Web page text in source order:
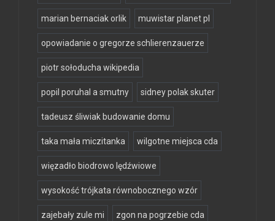
marian bernaciak orlik muwistar planet pl
opowiadanie o gregorze schlierenzauerze
piotr sołoducha wikipedia
popil poruhal a smutny sidney polak skuter
tadeusz śliwiak budowanie domu
taka mała miczitanka wilgotne miejsca cda
więzadło biodrowo lędźwiowe
wysokość trójkata równobocznego wzór
zajebały zule mi zgon na pogrzebie cda